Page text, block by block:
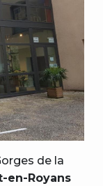
de la
en-Royans